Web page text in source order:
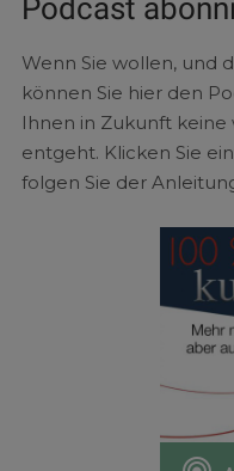
Podcast
Wenn Sie wollen, und
können Sie hier den
Ihnen in Zukunft
entgeht. Klicken Sie
folgen Sie der